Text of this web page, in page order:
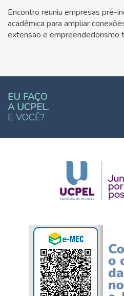
Encontro reuniu empresas pré-
acadêmica para ampliar
extensão e empreendedorismo
EU FAÇO
A UCPEL.
E VOCÊ?